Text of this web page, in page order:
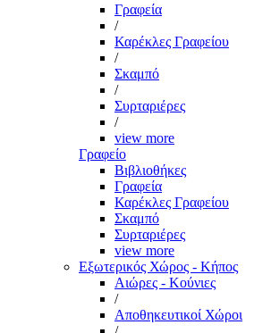
Γραφεία
/
Καρέκλες Γραφείου
/
Σκαμπό
/
Συρταριέρες
/
view more
Γραφείο
Βιβλιοθήκες
Γραφεία
Καρέκλες Γραφείου
Σκαμπό
Συρταριέρες
view more
Εξωτερικός Χώρος - Κήπος
Αιώρες - Κούνιες
/
Αποθηκευτικοί Χώροι